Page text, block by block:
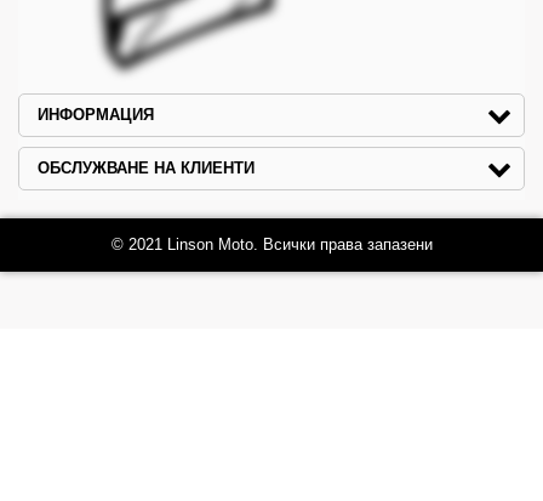
ИНФОРМАЦИЯ
ОБСЛУЖВАНЕ НА КЛИЕНТИ
© 2021 Linson Moto. Всички права запазени